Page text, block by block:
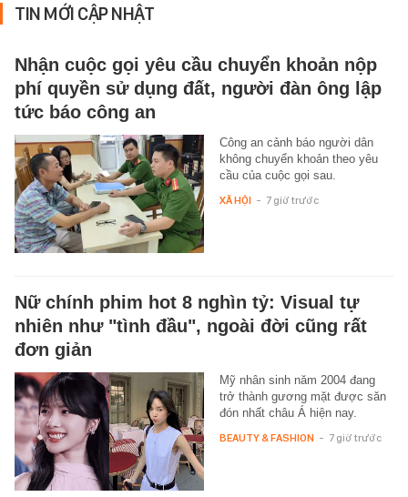
TIN MỚI CẬP NHẬT
Nhận cuộc gọi yêu cầu chuyển khoản nộp
phí quyền sử dụng đất, người đàn ông lập
tức báo công an
Công an cảnh báo người dân
không chuyển khoản theo yêu
cầu của cuộc gọi sau.
XÃ HỘI - 7 giờ trước
Nữ chính phim hot 8 nghìn tỷ: Visual tự
nhiên như "tình đầu", ngoài đời cũng rất
đơn giản
Mỹ nhân sinh năm 2004 đang
trở thành gương mặt được săn
đón nhất châu Á hiện nay.
BEAUTY & FASHION - 7 giờ trước